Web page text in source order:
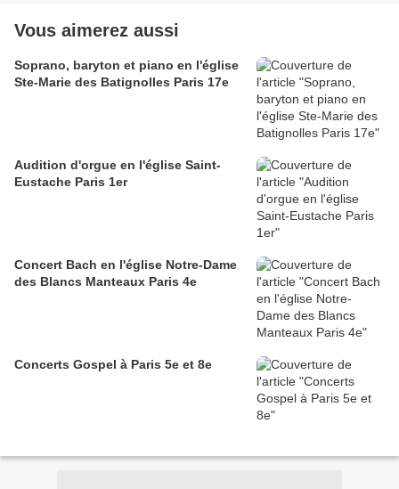
Vous aimerez aussi
Soprano, baryton et piano en l'église
Ste-Marie des Batignolles Paris 17e
Audition d'orgue en l'église Saint-
Eustache Paris 1er
Concert Bach en l'église Notre-Dame
des Blancs Manteaux Paris 4e
Concerts Gospel à Paris 5e et 8e